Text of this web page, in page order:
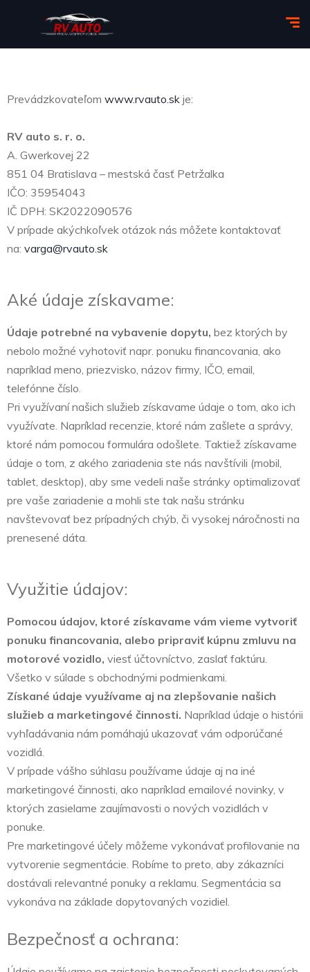
Prevádzkovateľom www.rvauto.sk je:
RV auto s. r. o.
A. Gwerkovej 22
851 04 Bratislava – mestská časť Petržalka
IČO: 35954043
IČ DPH: SK2022090576
V prípade akýchkoľvek otázok nás môžete kontaktovať
na: varga@rvauto.sk
Aké údaje získavame:
Údaje potrebné na vybavenie dopytu, bez ktorých by
nebolo možné vyhotoviť napr. ponuku financovania, ako
napríklad meno, priezvisko, názov firmy, IČO, email,
telefónne číslo.
Pri využívaní našich služieb získavame údaje o tom, ako ich
využívate. Napríklad recenzie, ktoré nám zašlete a správy,
ktoré nám pomocou formulára odošlete. Taktiež získavame
údaje o tom, z akého zariadenia ste nás navštívili (mobil,
tablet, desktop), aby sme vedeli naše stránky optimalizovať
pre vaše zariadenie a mohli ste tak našu stránku
navštevovať bez prípadných chýb, či vysokej náročnosti na
prenesené dáta.
Využitie údajov:
Pomocou údajov, ktoré získavame vám vieme vytvoriť
ponuku financovania, alebo pripraviť kúpnu zmluvu na
motorové vozidlo, viesť účtovníctvo, zaslať faktúru.
Všetko v súlade s obchodnými podmienkami.
Získané údaje využívame aj na zlepšovanie našich
služieb a marketingové činnosti. Napríklad údaje o histórii
vyhľadávania nám pomáhajú ukazovať vám odporúčané
vozidlá.
V prípade vášho súhlasu používame údaje aj na iné
marketingové činnosti, ako napríklad emailové novinky, v
ktorých zasielame zaujímavosti o nových vozidlách v
ponuke.
Pre marketingové účely môžeme vykonávať profilovanie na
vytvorenie segmentácie. Robíme to preto, aby zákazníci
dostávali relevantné ponuky a reklamu. Segmentácia sa
vykonáva na základe dopytovaných vozidiel.
Bezpečnosť a ochrana: